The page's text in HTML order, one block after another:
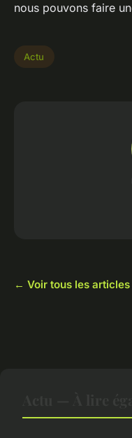
nous pouvons faire
Actu
← Voir tous les